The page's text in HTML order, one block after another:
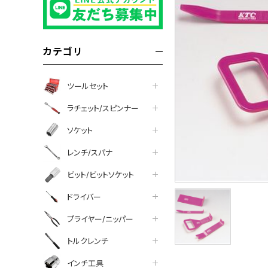
カテゴリ
ツールセット
ラチェット/スピンナー
ソケット
レンチ/スパナ
ビット/ビットソケット
ドライバー
プライヤー/ニッパー
トルクレンチ
インチ工具